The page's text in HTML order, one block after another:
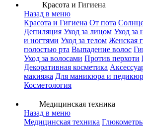
Красота и Гигиена
Назад в меню
Красота и Гигиена От пота
Депиляция Уход за лицом Уход за
и ногтями Уход за телом Женская
полостью рта Выпадение волос
Уход за волосами Против перхоти
Декоративная косметика
макияжа Для маникюра и
Косметология
Медицинская техника
Назад в меню
Медицинская техника